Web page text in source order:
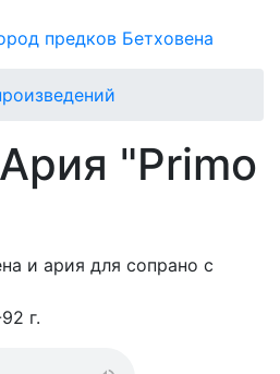
предков Бетховена
"Primo
и ария для сопрано с
г.